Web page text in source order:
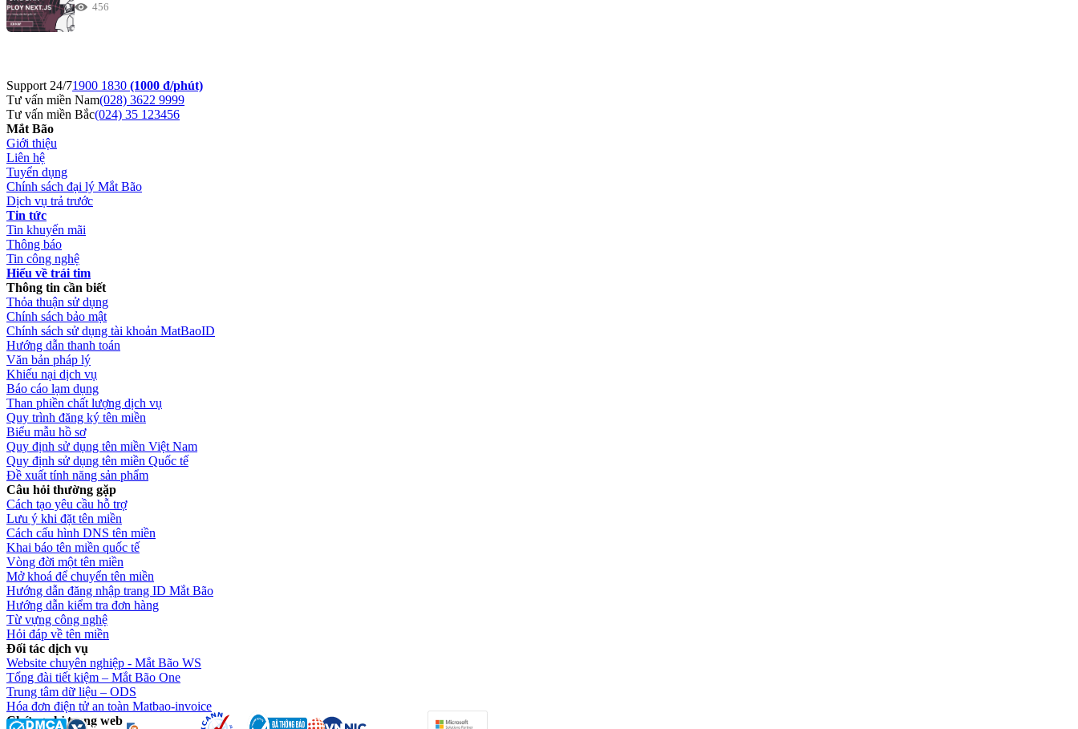
456
Support 24/71900 1830 (1000 đ/phút)
Tư vấn miền Nam(028) 3622 9999
Tư vấn miền Bắc(024) 35 123456
Mắt Bão
Giới thiệu
Liên hệ
Tuyển dụng
Chính sách đại lý Mắt Bão
Dịch vụ trả trước
Tin tức
Tin khuyến mãi
Thông báo
Tin công nghệ
Hiểu về trái tim
Thông tin cần biết
Thỏa thuận sử dụng
Chính sách bảo mật
Chính sách sử dụng tài khoản MatBaoID
Hướng dẫn thanh toán
Văn bản pháp lý
Khiếu nại dịch vụ
Báo cáo lạm dụng
Than phiền chất lượng dịch vụ
Quy trình đăng ký tên miền
Biểu mẫu hồ sơ
Quy định sử dụng tên miền Việt Nam
Quy định sử dụng tên miền Quốc tế
Đề xuất tính năng sản phẩm
Câu hỏi thường gặp
Cách tạo yêu cầu hỗ trợ
Lưu ý khi đặt tên miền
Cách cấu hình DNS tên miền
Khai báo tên miền quốc tế
Vòng đời một tên miền
Mở khoá để chuyển tên miền
Hướng dẫn đăng nhập trang ID Mắt Bão
Hướng dẫn kiểm tra đơn hàng
Từ vựng công nghệ
Hỏi đáp về tên miền
Đối tác dịch vụ
Website chuyên nghiệp - Mắt Bão WS
Tổng đài tiết kiệm – Mắt Bão One
Trung tâm dữ liệu – ODS
Hóa đơn điện tử an toàn Matbao-invoice
Chứng chỉ trang web